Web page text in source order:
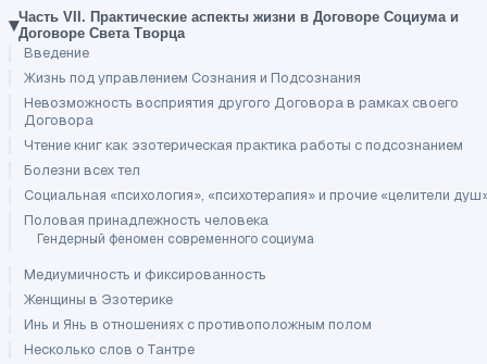
▾Часть VII. Практические аспекты жизни в Договоре Социума и
Договоре Света Творца
Введение
Жизнь под управлением Сознания и Подсознания
Невозможность восприятия другого Договора в рамках своего
Договора
Чтение книг как эзотерическая практика работы с подсознанием
Болезни всех тел
Социальная «психология», «психотерапия» и прочие «целители
Половая принадлежность человека
Гендерный феномен современного социума
Медиумичность и фиксированность
Женщины в Эзотерике
Инь и Янь в отношениях с противоположным полом
Несколько слов о Тантре